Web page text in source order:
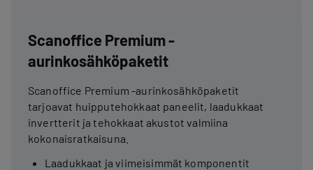
Scanoffice Premium -
aurinkosähköpaketit
Scanoffice Premium -aurinkosähköpaketit
tarjoavat huipputehokkaat paneelit, laadukkaat
invertterit ja tehokkaat akustot valmiina
kokonaisratkaisuna.
Laadukkaat ja viimeisimmät komponentit